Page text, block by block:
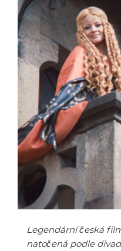
Legendární česká
natočená podle